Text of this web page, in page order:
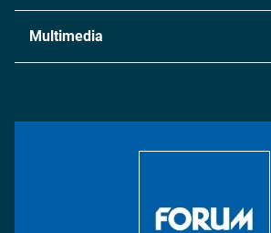
Metall
Energie
Multimedia